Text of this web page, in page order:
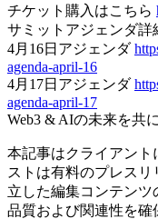
チケット購入はこちら
サミットアジェンダ詳
4月16日アジェンダ
agenda-april-16
4月17日アジェンダ
agenda-april-17
Web3 & AIの未来を共
本記事はクライアント
ストは有料のプレスリ
立した編集コンテン
品質および関連性を